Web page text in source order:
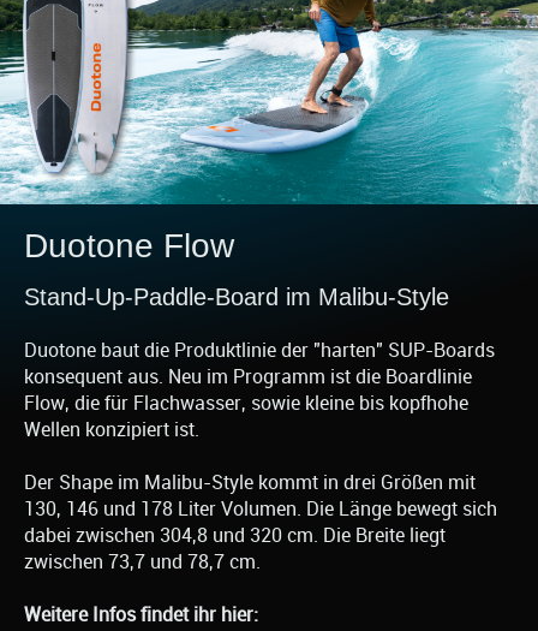
Duotone Flow
Stand-Up-Paddle-Board im Malibu-Style
Duotone baut die Produktlinie der "harten" SUP-Boards
konsequent aus. Neu im Programm ist die Boardlinie
Flow, die für Flachwasser, sowie kleine bis kopfhohe
Wellen konzipiert ist.
Der Shape im Malibu-Style kommt in drei Größen mit
130, 146 und 178 Liter Volumen. Die Länge bewegt sich
dabei zwischen 304,8 und 320 cm. Die Breite liegt
zwischen 73,7 und 78,7 cm.
Weitere Infos findet ihr hier: